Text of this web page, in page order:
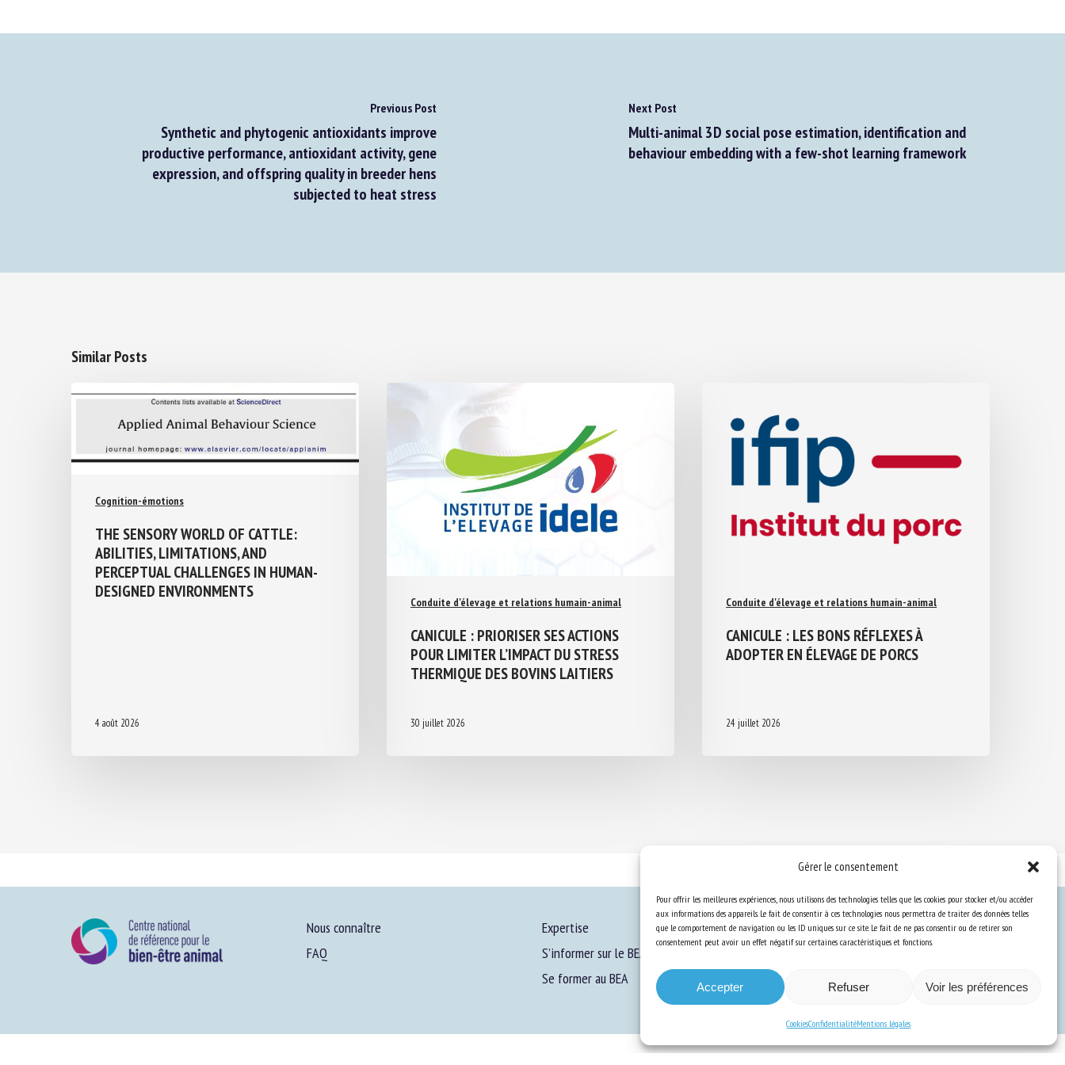
Gérer le consentement
Pour offrir les meilleures expériences, nous utilisons des technologies telles que les cookies pour stocker et/ou accéder
aux informations des appareils. Le fait de consentir à ces technologies nous permettra de traiter des données telles
que le comportement de navigation ou les ID uniques sur ce site. Le fait de ne pas consentir ou de retirer son
consentement peut avoir un effet négatif sur certaines caractéristiques et fonctions.
Accepter Refuser Voir les préférences
CookiesConfidentialitéMentions légales
Previous Post
Synthetic and phytogenic antioxidants improve
productive performance, antioxidant activity, gene
expression, and offspring quality in breeder hens
subjected to heat stress
Next Post
Multi-animal 3D social pose estimation, identification and
behaviour embedding with a few-shot learning framework
Similar Posts
Cognition-émotions
THE SENSORY WORLD OF CATTLE:
ABILITIES, LIMITATIONS, AND
PERCEPTUAL CHALLENGES IN HUMAN-
DESIGNED ENVIRONMENTS
4 août 2026
Conduite d'élevage et relations humain-animal
CANICULE : PRIORISER SES ACTIONS
POUR LIMITER L’IMPACT DU STRESS
THERMIQUE DES BOVINS LAITIERS
30 juillet 2026
Conduite d'élevage et relations humain-animal
CANICULE : LES BONS RÉFLEXES À
ADOPTER EN ÉLEVAGE DE PORCS
24 juillet 2026
Nous connaître
FAQ
Expertise
S’informer sur le BEA
Se former au BEA
Ressources